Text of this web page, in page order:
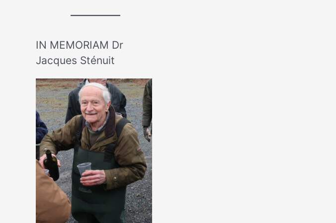
IN MEMORIAM Dr
Jacques Sténuit